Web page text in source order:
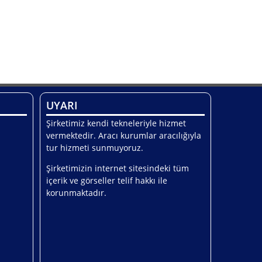
UYARI
Şirketimiz kendi tekneleriyle hizmet
vermektedir. Aracı kurumlar aracılığıyla
tur hizmeti sunmuyoruz.
Şirketimizin internet sitesindeki tüm
içerik ve görseller telif hakkı ile
korunmaktadır.